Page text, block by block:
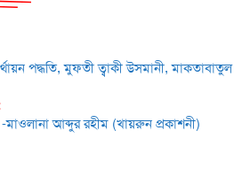
পদ্ধতি, মুফতী ত্বাকী উসমানী, মাকতাবাতুল
মাওলানা আব্দুর রহীম (খায়রুন প্রকাশনী)